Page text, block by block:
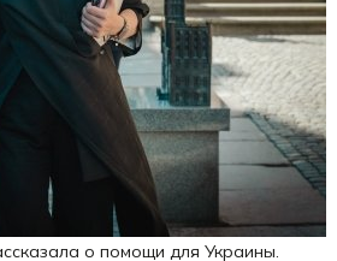
о помощи для Украины.